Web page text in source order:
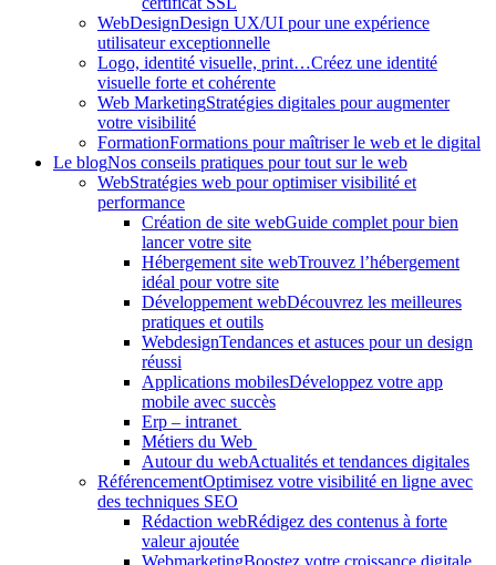
WebDesignDesign UX/UI pour une expérience
utilisateur exceptionnelle
Logo, identité visuelle, print…Créez une identité
visuelle forte et cohérente
Web MarketingStratégies digitales pour augmenter
votre visibilité
FormationFormations pour maîtriser le web et le digital
Le blogNos conseils pratiques pour tout sur le web
WebStratégies web pour optimiser visibilité et
performance
Création de site webGuide complet pour bien
lancer votre site
Hébergement site webTrouvez l’hébergement
idéal pour votre site
Développement webDécouvrez les meilleures
pratiques et outils
WebdesignTendances et astuces pour un design
réussi
Applications mobilesDéveloppez votre app
mobile avec succès
Erp – intranet
Métiers du Web
Autour du webActualités et tendances digitales
RéférencementOptimisez votre visibilité en ligne avec
des techniques SEO
Rédaction webRédigez des contenus à forte
valeur ajoutée
WebmarketingBoostez votre croissance digitale